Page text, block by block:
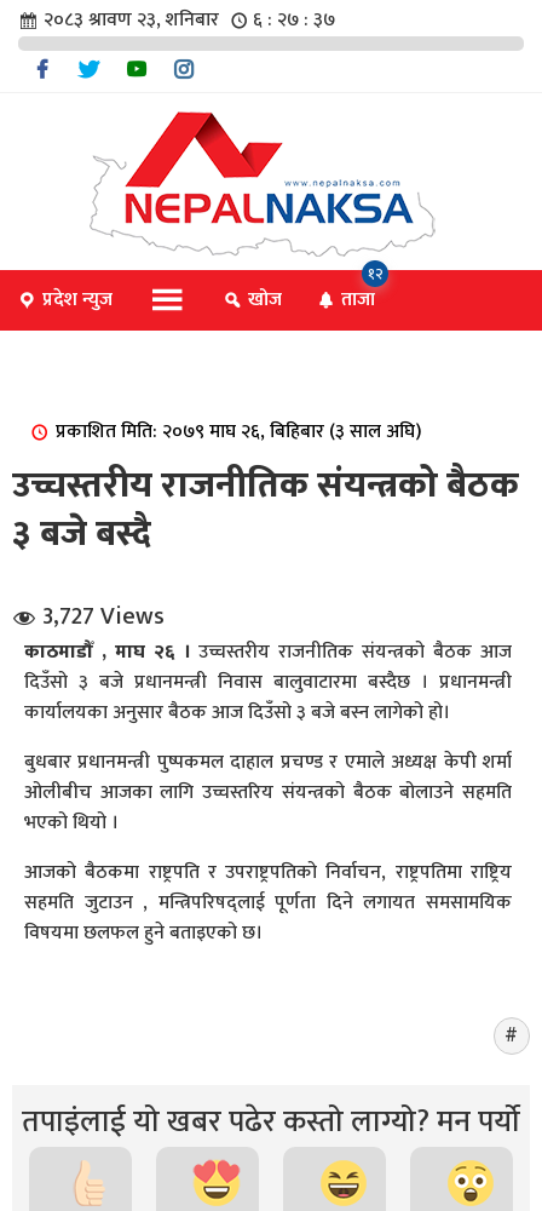
संवाद
२०८३ श्रावण २३, शनिबार ६ : २७ : ३८
प्रदेश न्युज खोज ताजा
१२
प्रकाशित मिति: २०७९ माघ २६, बिहिबार (३ साल अघि)
उच्चस्तरीय राजनीतिक संयन्त्रको बैठक
३ बजे बस्दै
3,727 Views
काठमाडौँ , माघ २६ ।उच्चस्तरीय राजनीतिक संयन्त्रको बैठक आज
दिउँसो ३ बजे प्रधानमन्त्री निवास बालुवाटारमा बस्दैछ । प्रधानमन्त्री
कार्यालयका अनुसार बैठक आज दिउँसो ३ बजे बस्न लागेको हो।
बुधबार प्रधानमन्त्री पुष्पकमल दाहाल प्रचण्ड र एमाले अध्यक्ष केपी शर्मा
ओलीबीच आजका लागि उच्चस्तरिय संयन्त्रको बैठक बोलाउने सहमति
भएको थियो ।
आजको बैठकमा राष्ट्रपति र उपराष्ट्रपतिको निर्वाचन, राष्ट्रपतिमा राष्ट्रिय
सहमति जुटाउन , मन्त्रिपरिषद्लाई पूर्णता दिने लगायत समसामयिक
विषयमा छलफल हुने बताइएको छ।
तपाइंलाई यो खबर पढेर कस्तो लाग्यो? मन पर्यो